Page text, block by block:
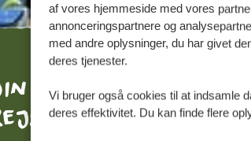
af vores hjemmeside med vores
annonceringspartnere og
med andre oplysninger, du har givet
deres tjenester.
Vi bruger også cookies til at indsamle
deres effektivitet. Du kan finde flere
skræddersyede